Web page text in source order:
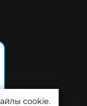
cookie.